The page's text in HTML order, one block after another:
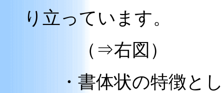
り立っています。
（⇒右図）
・書体状の特徴とし